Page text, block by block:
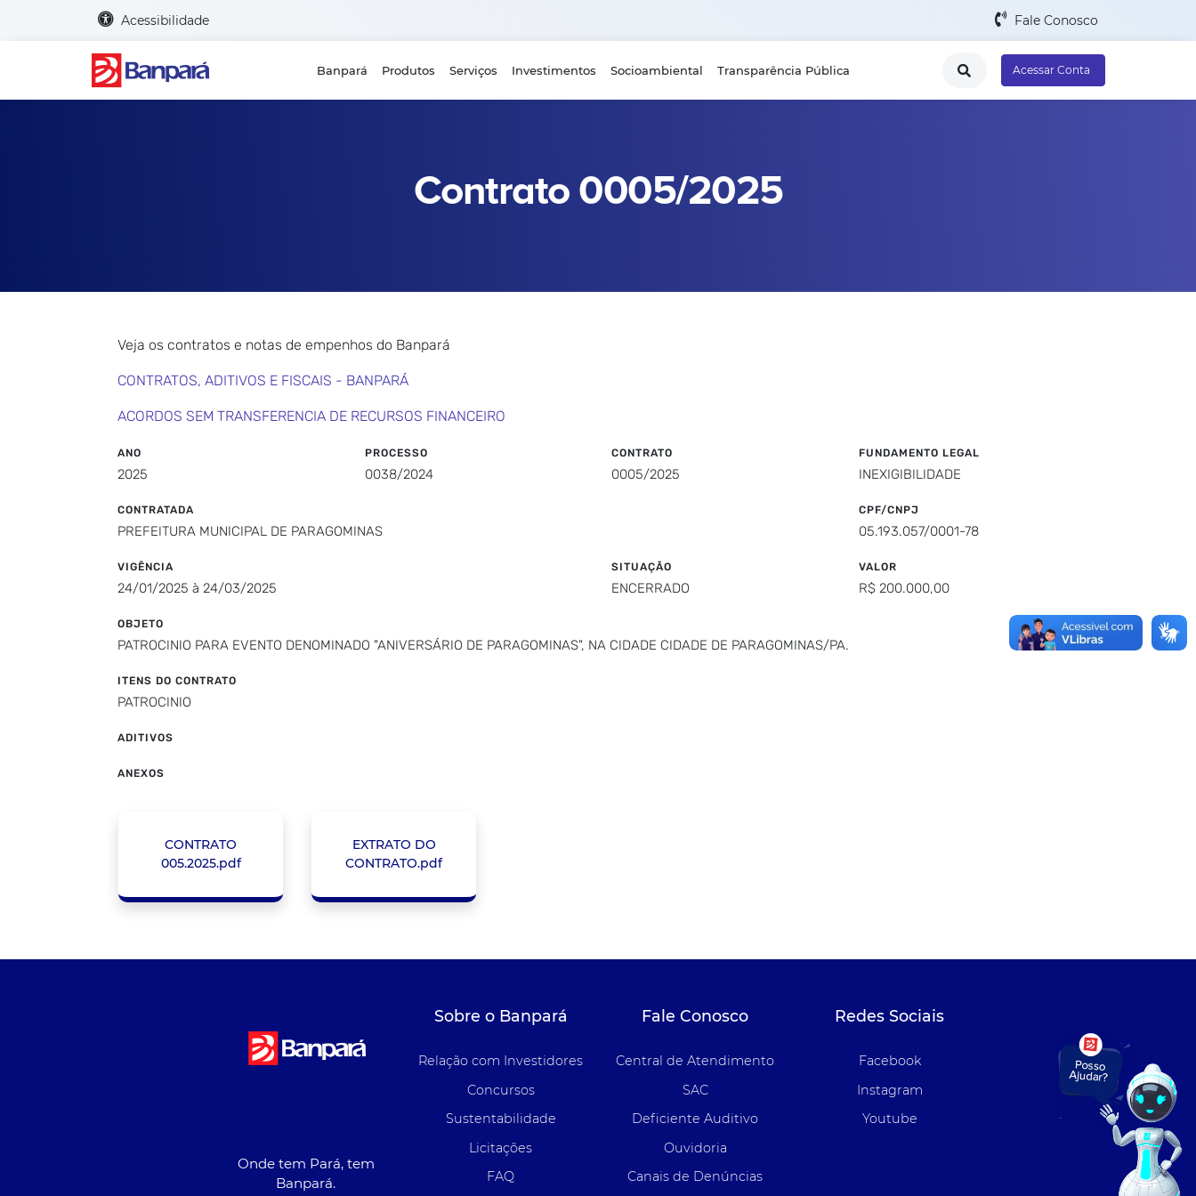
Acessibilidade Fale Conosco
Banpará Produtos Serviços Investimentos Socioambiental Transparência Pública Acessar Conta
Contrato 0005/2025
Veja os contratos e notas de empenhos do Banpará
CONTRATOS, ADITIVOS E FISCAIS - BANPARÁ
ACORDOS SEM TRANSFERENCIA DE RECURSOS FINANCEIRO
ANO
2025
PROCESSO
0038/2024
CONTRATO
0005/2025
FUNDAMENTO LEGAL
INEXIGIBILIDADE
CONTRATADA
PREFEITURA MUNICIPAL DE PARAGOMINAS
CPF/CNPJ
05.193.057/0001-78
VIGÊNCIA
24/01/2025 à 24/03/2025
SITUAÇÃO
ENCERRADO
VALOR
R$ 200.000,00
OBJETO
PATROCINIO PARA EVENTO DENOMINADO "ANIVERSÁRIO DE PARAGOMINAS", NA CIDADE CIDADE DE PARAGOMINAS/PA.
ITENS DO CONTRATO
PATROCINIO
ADITIVOS
ANEXOS
CONTRATO
005.2025.pdf
EXTRATO DO
CONTRATO.pdf
Onde tem Pará, tem
Banpará.
Sobre o Banpará
Relação com Investidores
Concursos
Sustentabilidade
Licitações
FAQ
Fale Conosco
Central de Atendimento
SAC
Deficiente Auditivo
Ouvidoria
Canais de Denúncias
Redes Sociais
Facebook
Instagram
Youtube